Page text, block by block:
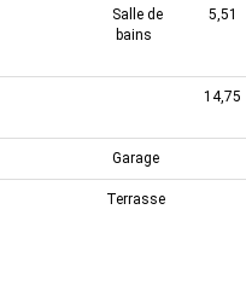
Salle de
bains
5,51
14,75
Garage
Terrasse